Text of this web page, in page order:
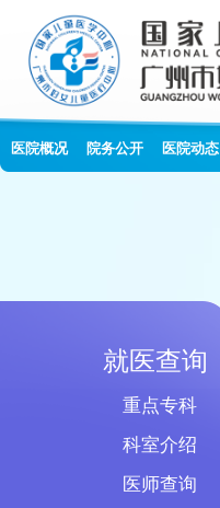
医院概况 院务公开 医院动态
就医查询
重点专科
科室介绍
医师查询